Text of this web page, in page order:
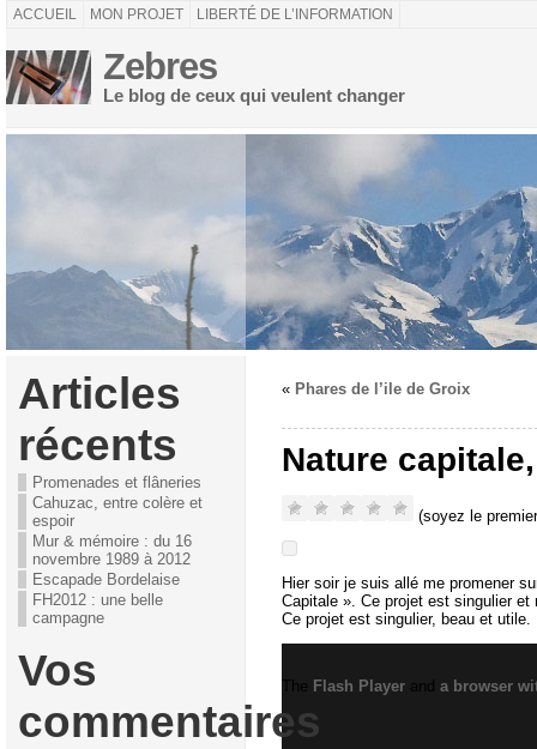
ACCUEIL MON PROJET LIBERTÉ DE L’INFORMATION
Zebres
Le blog de ceux qui veulent changer
Articles
récents
Promenades et flâneries
Cahuzac, entre colère et
espoir
Mur & mémoire : du 16
novembre 1989 à 2012
Escapade Bordelaise
FH2012 : une belle
campagne
Vos
commentaires
« Phares de l’ile de Groix
Nature
(soyez le
Hier soir je suis allé me promener
Capitale ». Ce projet est singulier
Ce projet est singulier, beau et utile.
The Flash Playerand a browser